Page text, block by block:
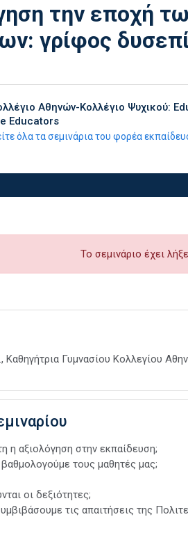
την εποχή
γρίφος
Αθηνών-Κολλέγιο Ψυχικού:
Educators
όλα τα σεμινάρια του φορέα
Το σεμινάριο έχει
Καθηγήτρια Γυμνασίου Κολλεγίου
η αξιολόγηση στην εκπαίδευση;
τους μαθητές μας;
οι δεξιότητες;
τις απαιτήσεις της